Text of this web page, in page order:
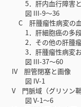
5．肝内血行障害と
図 III-9～36
C 肝腫瘤性病変の血
1．肝細胞癌の多段
2．その他の肝腫瘤
3．肝腫瘤性病変お
図 III-37～60
IV 胆管閉塞と画像
図 IV-1
V 門脈域（グリソン
図 V-1～6